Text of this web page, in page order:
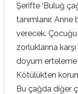
Şerifte ‘Buluğ
tanımlanır.
verecek.
zorluklarına
doyum erteleme
Kötülükten
Bu çağda diğer